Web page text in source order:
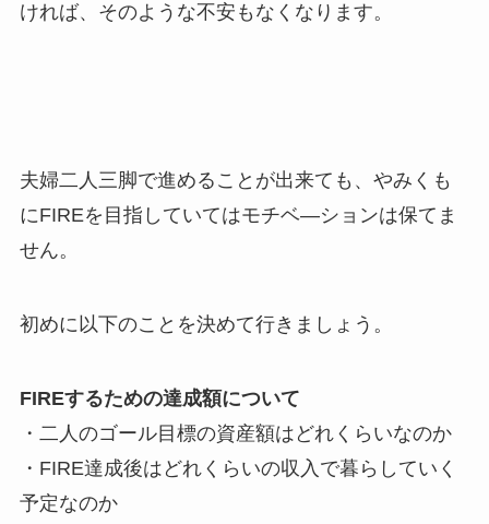
ければ、そのような不安もなくなります。
夫婦二人三脚で進めることが出来ても、やみくも
にFIREを目指していてはモチベ―ションは保てま
せん。
初めに以下のことを決めて行きましょう。
FIREするための達成額について
・二人のゴール目標の資産額はどれくらいなのか
・FIRE達成後はどれくらいの収入で暮らしていく
予定なのか